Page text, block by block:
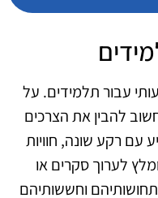
עבור תלמידים. על
להבין את הצרכים
עם רקע שונה, חוויות
לערוך סקרים או
וחששותיהם